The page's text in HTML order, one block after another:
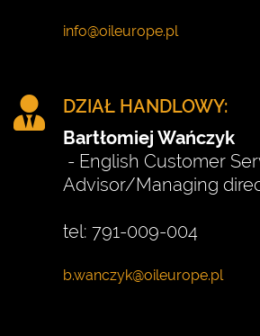
DZIAŁ HANDLOWY:
Bartłomiej Wańczyk
- English Customer
Advisor/Managing
tel: 791-009-004